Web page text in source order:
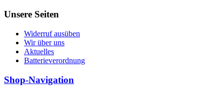
Unsere Seiten
Widerruf ausüben
Wir über uns
Aktuelles
Batterieverordnung
Shop-Navigation